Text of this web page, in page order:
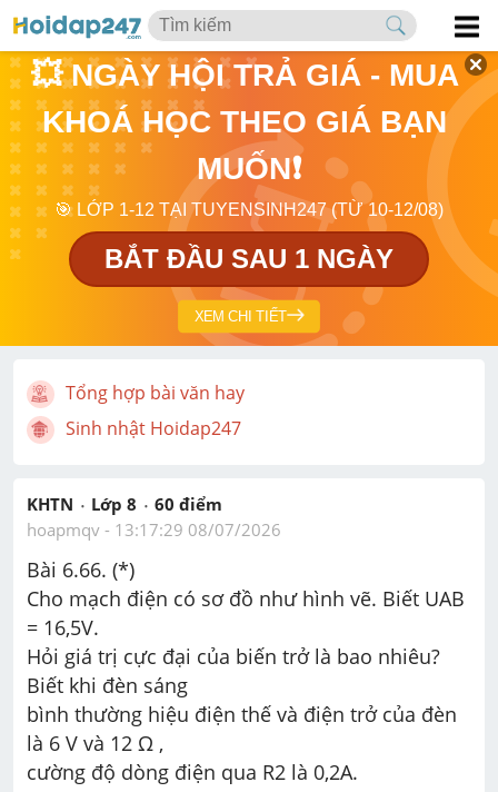
💥 NGÀY HỘI TRẢ GIÁ - MUA
KHOÁ HỌC THEO GIÁ BẠN
MUỐN❗
🎯 LỚP 1-12 TẠI TUYENSINH247 (TỪ 10-12/08)
BẮT ĐẦU SAU 1 NGÀY
XEM CHI TIẾT
Tổng hợp bài văn hay
Sinh nhật Hoidap247
KHTN Lớp 8 60 điểm
hoapmqv - 13:17:29 08/07/2026
Bài 6.66. (*)
Cho mạch điện có sơ đồ như hình vẽ. Biết UAB
= 16,5V.
Hỏi giá trị cực đại của biến trở là bao nhiêu?
Biết khi đèn sáng
bình thường hiệu điện thế và điện trở của đèn
là 6 V và 12 Ω ,
cường độ dòng điện qua R2 là 0,2A.